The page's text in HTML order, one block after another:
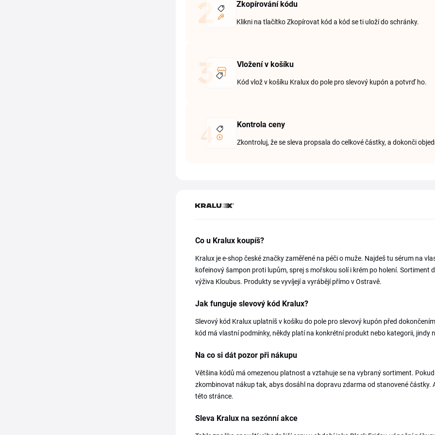
Zkopírování kódu
Klikni na tlačítko Zkopírovat kód a kód se ti uloží do schránky.
Vložení v košíku
Kód vlož v košíku Kralux do pole pro slevový kupón a potvrď ho.
Kontrola ceny
Zkontroluj, že se sleva propsala do celkové částky, a dokonči
Co u Kralux koupíš?
Kralux je e-shop české značky zaměřené na péči o muže. Najdeš tu sérum na
kofeinový šampon proti lupům, sprej s mořskou solí i krém po holení.
výživa Kloubus. Produkty se vyvíjejí a vyrábějí přímo v Ostravě.
Jak funguje slevový kód Kralux?
Slevový kód Kralux uplatníš v košíku do pole pro slevový kupón před
kód má vlastní podmínky, někdy platí na konkrétní produkt nebo kategorii, jindy
Na co si dát pozor při nákupu
Většina kódů má omezenou platnost a vztahuje se na vybraný sortiment.
zkombinovat nákup tak, abys dosáhl na dopravu zdarma od stanovené částky.
této stránce.
Sleva Kralux na sezónní akce